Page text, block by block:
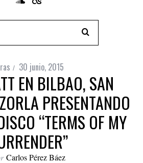
30 junio, 2015
EN BILBAO, SAN
PRESENTANDO
“TERMS OF MY
Carlos Pérez Báez